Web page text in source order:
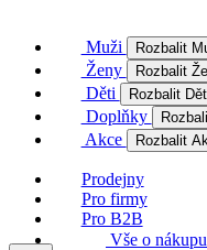
Muži Rozbalit
Ženy Rozbalit
Děti Rozbalit
Doplňky
Akce Rozbalit
Prodejny
Pro firmy
Pro B2B
Vše o nákupu